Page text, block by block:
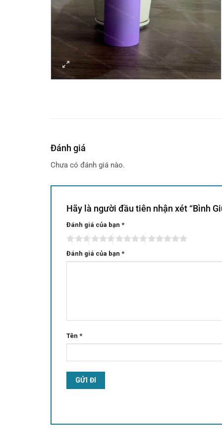
Đánh giá
Chưa có đánh giá nào.
Hãy là người đầu tiên nhận xét “Bình
Đánh giá của bạn *
Đánh giá của bạn *
Tên *
Alternative: